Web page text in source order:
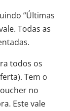
“Últimas
Todas as
todos os
Tem o
no
Este vale